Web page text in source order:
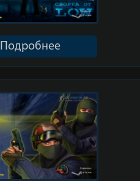
Подробнее